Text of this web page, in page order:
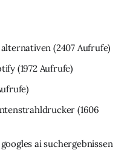
(2407 Aufrufe)
(1972 Aufrufe)
(1606
ai suchergebnissen